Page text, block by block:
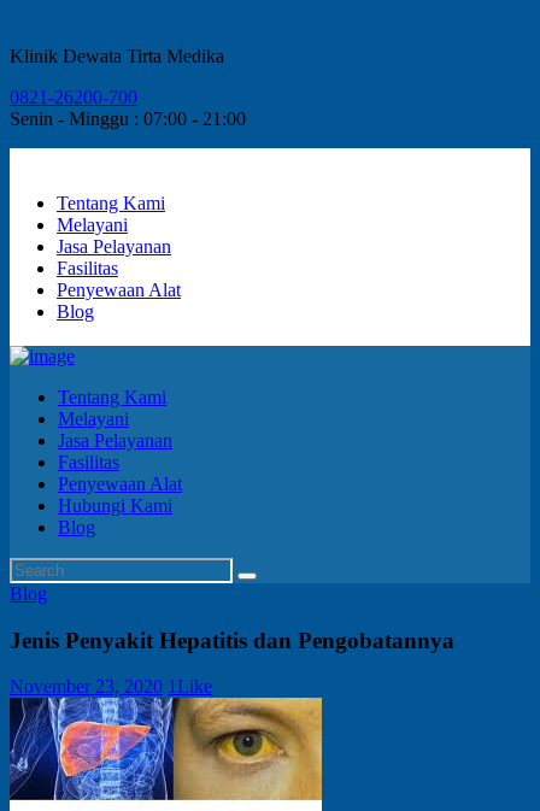
Klinik Dewata Tirta Medika
0821-26200-700
Senin - Minggu : 07:00 - 21:00
Tentang Kami
Melayani
Jasa Pelayanan
Fasilitas
Penyewaan Alat
Blog
Tentang Kami
Melayani
Jasa Pelayanan
Fasilitas
Penyewaan Alat
Hubungi Kami
Blog
Blog
Jenis Penyakit Hepatitis dan Pengobatannya
November 23, 2020 1 Like